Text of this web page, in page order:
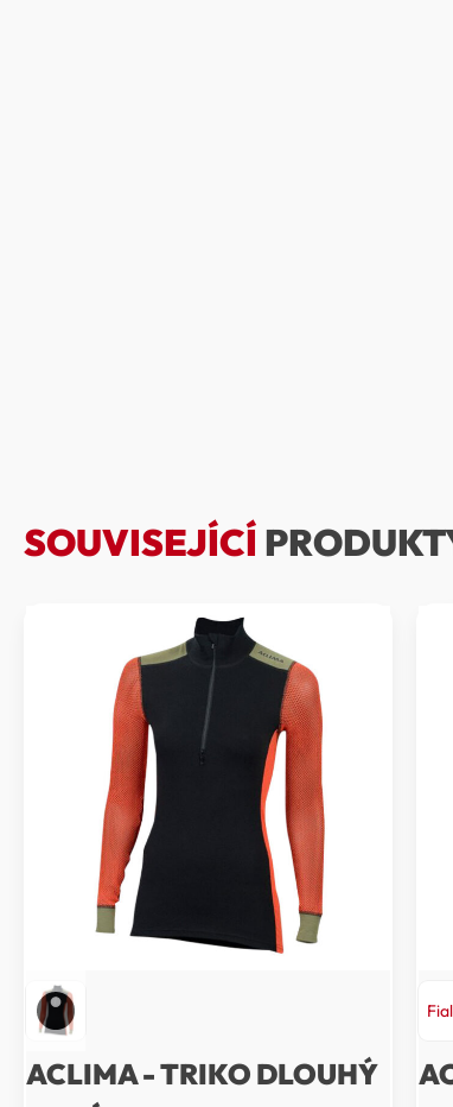
SOUVISEJÍCÍ
ACLIMA - TRIKO DLOUHÝ